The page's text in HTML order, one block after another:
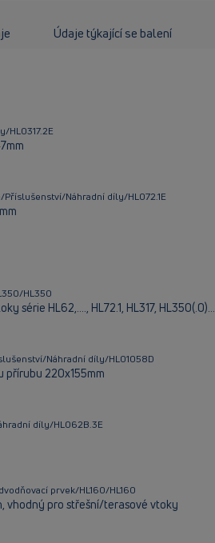
Údaje týkající se balení
HL0317.2E
Náhradní díly/HL072.1E
HL350
série HL62,...., HL72.1, HL317, HL350(.0)…
Náhradní díly/HL01058D
přírubu 220x155mm
díly/HL062B.3E
prvek/HL160/HL160
vhodný pro střešní/terasové vtoky